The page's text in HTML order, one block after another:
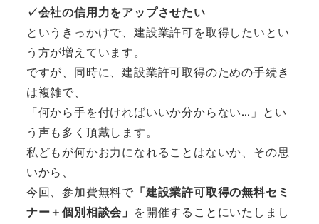
✓会社の信用力をアップさせたい
というきっかけで、建設業許可を取得したいとい
う方が増えています。
ですが、同時に、建設業許可取得のための手続き
は複雑で、
「何から手を付ければいいか分からない…」とい
う声も多く頂戴します。
私どもが何かお力になれることはないか、その思
いから、
今回、参加費無料で 「建設業許可取得の無料セミ
ナー＋個別相談会」
を開催することにいたしまし